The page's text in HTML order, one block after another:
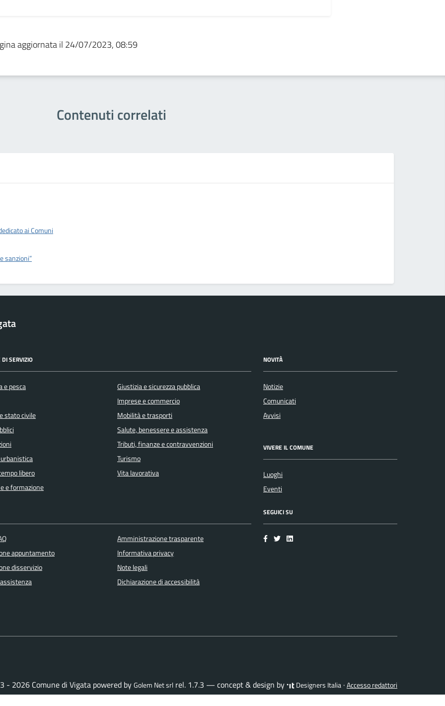
aggiornata il 24/07/2023, 08:59
Contenuti correlati
ai Comuni
sanzioni”
DI SERVIZIO
e pesca
stato civile
libero
e formazione
Giustizia e sicurezza pubblica
Imprese e commercio
Mobilità e trasporti
Salute, benessere e assistenza
Tributi, finanze e contravvenzioni
Turismo
Vita lavorativa
NOVITÀ
Notizie
Comunicati
Avvisi
VIVERE IL COMUNE
Luoghi
Eventi
appuntamento
disservizio
Amministrazione trasparente
Informativa privacy
Note legali
Dichiarazione di accessibilità
SEGUICI SU
Facebook
TwitterLinkedIn
- 2026 Comune di Vigata powered byGolem Net srl rel. 1.7.3 — concept & design by Designers Italia ·Accesso redattori